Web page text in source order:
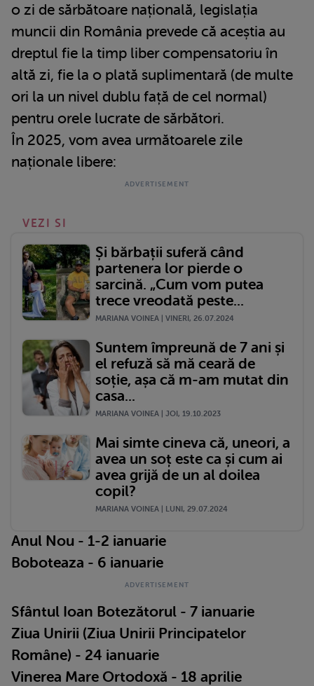
o zi de sărbătoare națională, legislația
muncii din România prevede că aceștia au
dreptul fie la timp liber compensatoriu în
altă zi, fie la o plată suplimentară (de multe
ori la un nivel dublu față de cel normal)
pentru orele lucrate de sărbători.
În 2025, vom avea următoarele zile
naționale libere:
VEZI SI
Și bărbații suferă când
partenera lor pierde o
sarcină. „Cum vom putea
trece vreodată peste...
MARIANA VOINEA | VINERI, 26.07.2024
Suntem împreună de 7 ani și
el refuză să mă ceară de
soție, așa că m-am mutat din
casa...
MARIANA VOINEA | JOI, 19.10.2023
Mai simte cineva că, uneori, a
avea un soț este ca și cum ai
avea grijă de un al doilea
copil?
MARIANA VOINEA | LUNI, 29.07.2024
Anul Nou - 1-2 ianuarie
Boboteaza - 6 ianuarie
Sfântul Ioan Botezătorul - 7 ianuarie
Ziua Unirii (Ziua Unirii Principatelor
Române) - 24 ianuarie
Vinerea Mare Ortodoxă - 18 aprilie